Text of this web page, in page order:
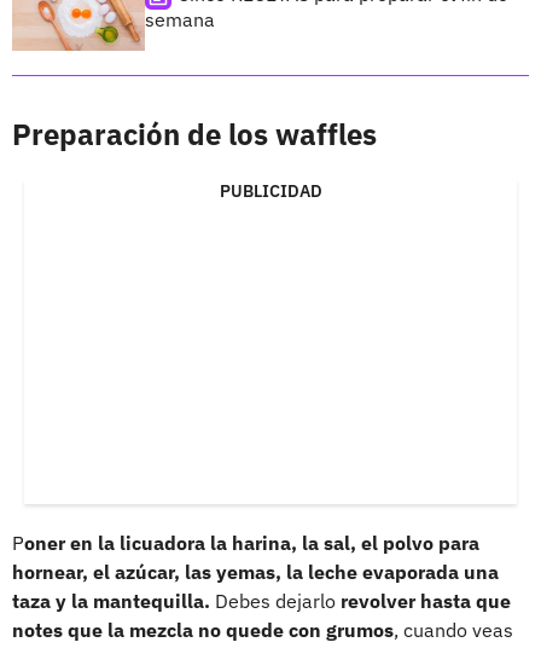
semana
Preparación de los waffles
PUBLICIDAD
Poner en la licuadora la harina, la sal, el polvo para
hornear, el azúcar, las yemas, la leche evaporada una
taza y la mantequilla. Debes dejarlo revolver hasta que
notes que la mezcla no quede con grumos, cuando veas